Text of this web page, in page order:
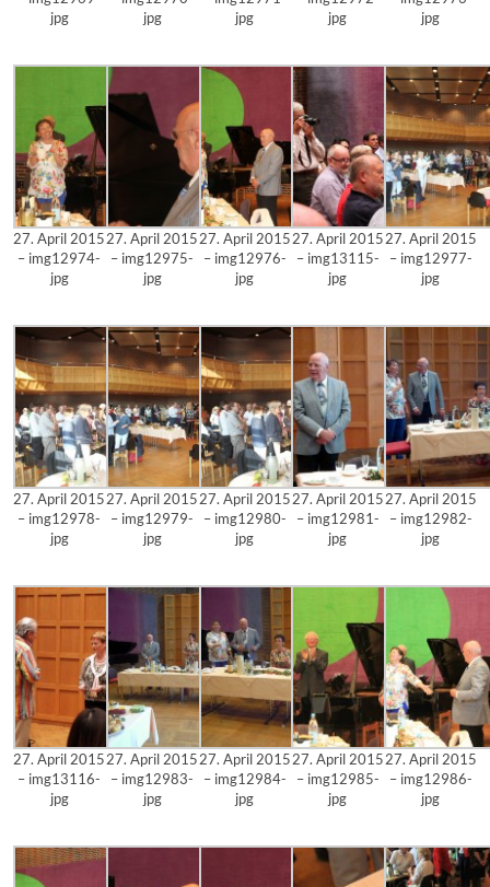
jpg
jpg
jpg
jpg
jpg
27. April 2015
– img12974-
jpg
27. April 2015
– img12975-
jpg
27. April 2015
– img12976-
jpg
27. April 2015
– img13115-
jpg
27. April 2015
– img12977-
jpg
27. April 2015
– img12978-
jpg
27. April 2015
– img12979-
jpg
27. April 2015
– img12980-
jpg
27. April 2015
– img12981-
jpg
27. April 2015
– img12982-
jpg
27. April 2015
– img13116-
jpg
27. April 2015
– img12983-
jpg
27. April 2015
– img12984-
jpg
27. April 2015
– img12985-
jpg
27. April 2015
– img12986-
jpg